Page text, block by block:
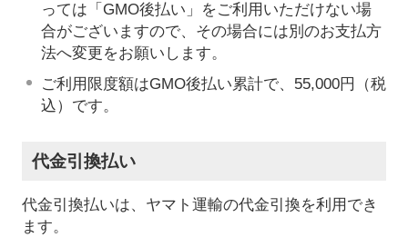
っては「GMO後払い」をご利用いただけない場
合がございますので、その場合には別のお支払方
法へ変更をお願いします。
ご利用限度額はGMO後払い累計で、55,000円（税
込）です。
代金引換払い
代金引換払いは、ヤマト運輸の代金引換を利用でき
ます。